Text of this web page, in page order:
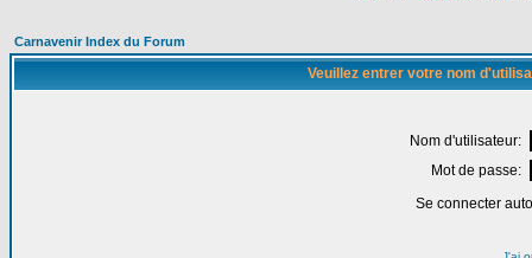
Carnavenir Index du Forum
Veuillez entrer votre nom
Nom d'utilisateur:
Mot de passe:
Se connecter